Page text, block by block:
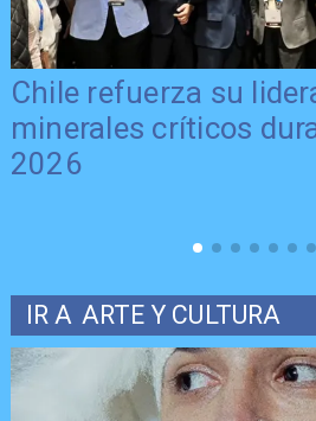
Chile refuerza su
minerales críticos
2026
IR A ARTE Y CULTURA